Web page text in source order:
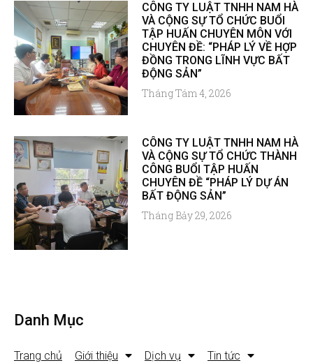
CÔNG TY LUẬT TNHH NAM HÀ
VÀ CỘNG SỰ TỔ CHỨC BUỔI
TẬP HUẤN CHUYÊN MÔN VỚI
CHUYÊN ĐỀ: “PHÁP LÝ VỀ HỢP
ĐỒNG TRONG LĨNH VỰC BẤT
ĐỘNG SẢN”
Tháng Tám 4, 2026
CÔNG TY LUẬT TNHH NAM HÀ
VÀ CỘNG SỰ TỔ CHỨC THÀNH
CÔNG BUỔI TẬP HUẤN
CHUYÊN ĐỀ “PHÁP LÝ DỰ ÁN
BẤT ĐỘNG SẢN”
Tháng Bảy 29, 2026
Danh Mục
Trang chủ Giới thiệu Dịch vụ Tin tức